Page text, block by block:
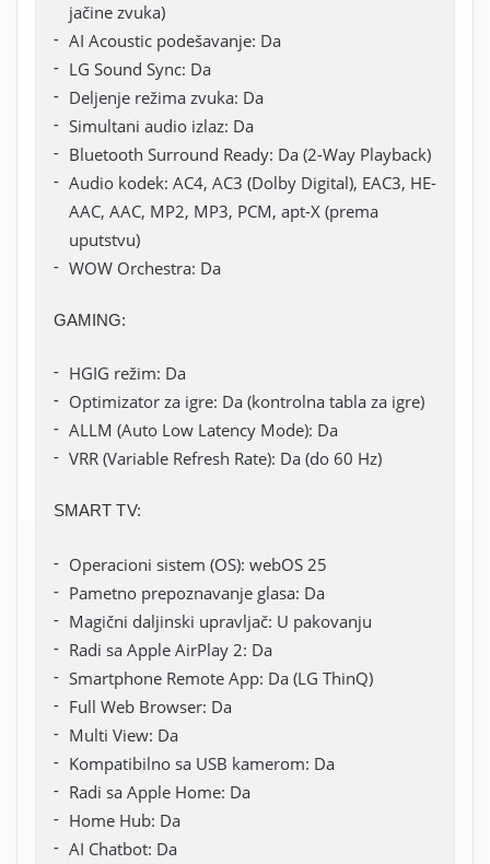
jačine zvuka)
AI Acoustic podešavanje: Da
LG Sound Sync: Da
Deljenje režima zvuka: Da
Simultani audio izlaz: Da
Bluetooth Surround Ready: Da (2-Way Playback)
Audio kodek: AC4, AC3 (Dolby Digital), EAC3, HE-
AAC, AAC, MP2, MP3, PCM, apt-X (prema
uputstvu)
WOW Orchestra: Da
GAMING:
HGIG režim: Da
Optimizator za igre: Da (kontrolna tabla za igre)
ALLM (Auto Low Latency Mode): Da
VRR (Variable Refresh Rate): Da (do 60 Hz)
SMART TV:
Operacioni sistem (OS): webOS 25
Pametno prepoznavanje glasa: Da
Magični daljinski upravljač: U pakovanju
Radi sa Apple AirPlay 2: Da
Smartphone Remote App: Da (LG ThinQ)
Full Web Browser: Da
Multi View: Da
Kompatibilno sa USB kamerom: Da
Radi sa Apple Home: Da
Home Hub: Da
AI Chatbot: Da